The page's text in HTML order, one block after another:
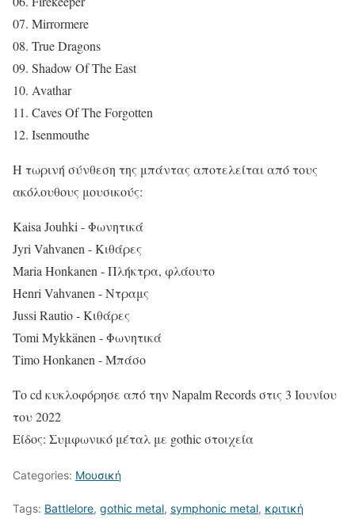
07. Mirrormere
08. True Dragons
09. Shadow Of The East
10. Avathar
11. Caves Of The Forgotten
12. Isenmouthe
Η τωρινή σύνθεση της μπάντας αποτελείται από τους
ακόλουθους μουσικούς:
Kaisa Jouhki - Φωνητικά
Jyri Vahvanen - Κιθάρες
Maria Honkanen - Πλήκτρα, φλάουτο
Henri Vahvanen - Ντραμς
Jussi Rautio - Κιθάρες
Tomi Mykkänen - Φωνητικά
Timo Honkanen - Μπάσο
Το cd κυκλοφόρησε από την Napalm Records στις 3 Ιουνίου
του 2022
Είδος: Συμφωνικό μέταλ με gothic στοιχεία
Categories: Μουσική
Tags: Battlelore, gothic metal, symphonic metal, κριτική